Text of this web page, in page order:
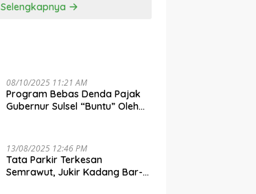
Selengkapnya
08/10/2025 11:21 AM
Program Bebas Denda Pajak
Gubernur Sulsel “Buntu” Oleh
13/08/2025 12:46 PM
Tata Parkir Terkesan
Semrawut, Jukir Kadang Bar-